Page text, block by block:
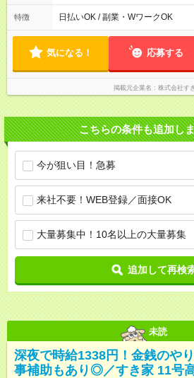
特徴 日払いOK / 副業・WワークOK
気になる！ 応募する
掲載元企業名 株式会社す
こちらの条件も追加し
今が狙い目！急募
来社不要！WEB登録／面接OK
大量募集中！10名以上の大量募集
追加して再検
未読
深夜で時給1338円！金銭のや
事補助もあり◎／すき家 11号